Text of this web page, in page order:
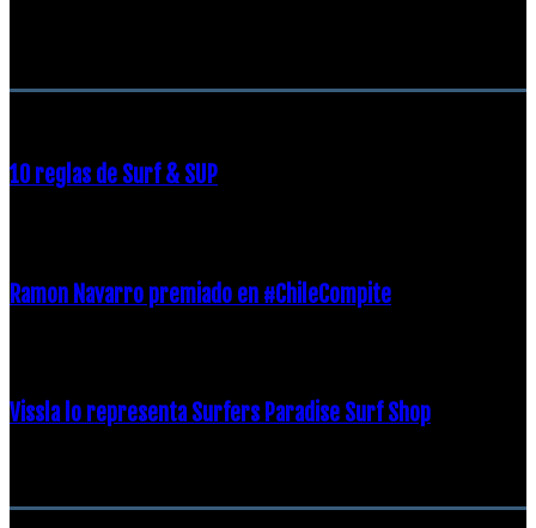
10 reglas de Surf & SUP
Ramon Navarro premiado en #ChileCompite
Vissla lo representa Surfers Paradise Surf Shop